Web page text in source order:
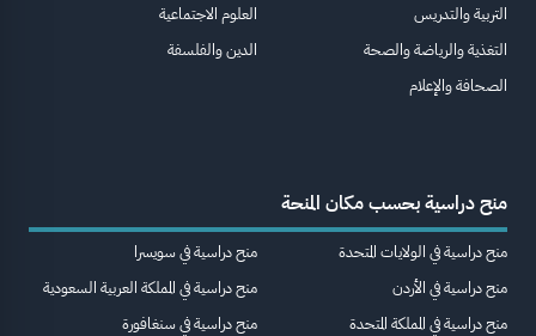
التربية والتدريس
التغذية والرياضة والصحة
الصحافة والإعلام
العلوم الاجتماعية
الدين والفلسفة
منح دراسية بحسب مكان المنحة
منح دراسية في الولايات المتحدة
منح دراسية في الأردن
منح دراسية في المملكة المتحدة
منح دراسية في سويسرا
منح دراسية في المملكة العربية السعودية
منح دراسية في سنغافورة